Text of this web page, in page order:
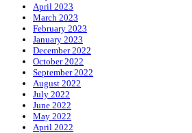
April 2023
March 2023
February 2023
January 2023
December 2022
October 2022
September 2022
August 2022
July 2022
June 2022
May 2022
April 2022